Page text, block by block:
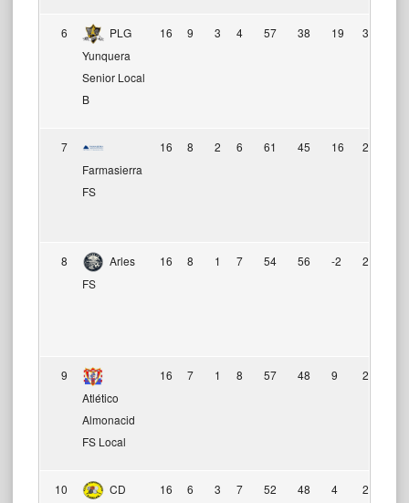
6
PLG
Yunquera
Senior Local
B
16 9 3 4 57 38 19 30
7
Farmasierra
FS
16 8 2 6 61 45 16 26
8
Arles
FS
16 8 1 7 54 56 -2 25
9
Atlético
Almonacid
FS Local
16 7 1 8 57 48 9 22
10
CD
16 6 3 7 52 48 4 21